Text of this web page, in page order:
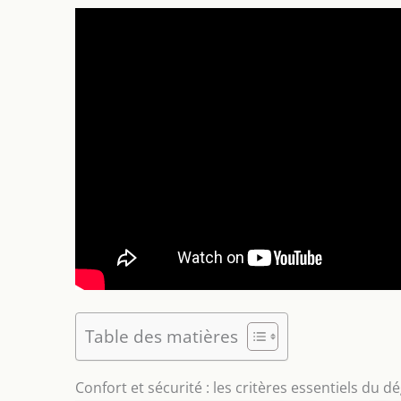
Table des matières
Confort et sécurité : les critères essentiels du